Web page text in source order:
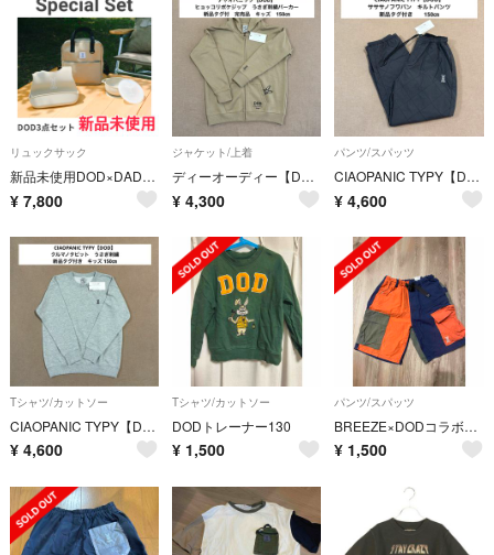
リュックサック
新品未使用DOD×DADWAY 3点セット
¥ 7,800
ジャケット/上着
ディーオーディー【DOD】ヒョッコリポケジップ うさぎ刺繍 パーカー 150㎝
¥ 4,300
パンツ/スパッツ
CIAOPANIC TYPY【DOD】サササノフワパン キルトパンツ 150㎝
¥ 4,600
Tシャツ/カットソー
CIAOPANIC TYPY【DOD】クルマノタビット うさぎ刺繍 トレーナー
¥ 4,600
Tシャツ/カットソー
DODトレーナー130
¥ 1,500
パンツ/スパッツ
BREEZE×DODコラボハーフパンツ140
¥ 1,500